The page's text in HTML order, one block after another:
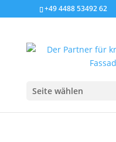
+49 4488 53492 62
Seite wählen